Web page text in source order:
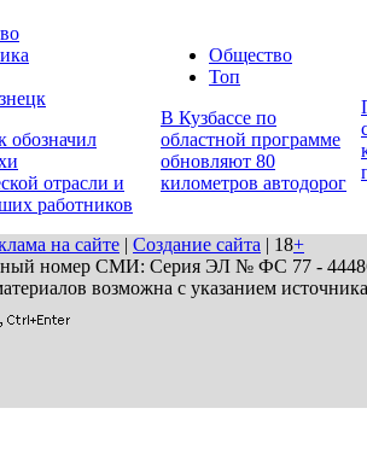
обозначил
отрасли и
работников
Общество
Топ
В Кузбассе по
областной программе
обновляют 80
километров автодорог
на сайте | Создание сайта | 18+
номер СМИ: Серия ЭЛ № ФС 77 - 44486
возможна с указанием